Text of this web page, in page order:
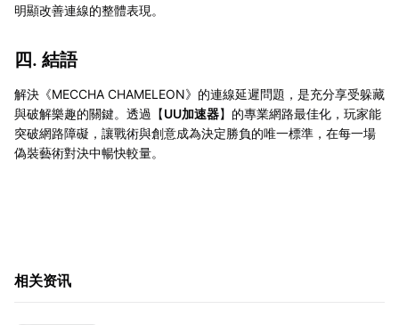
明顯改善連線的整體表現。
四. 結語
解決《MECCHA CHAMELEON》的連線延遲問題，是充分享受躲藏
與破解樂趣的關鍵。透過【UU加速器】的專業網路最佳化，玩家能
突破網路障礙，讓戰術與創意成為決定勝負的唯一標準，在每一場
偽裝藝術對決中暢快較量。
相关资讯